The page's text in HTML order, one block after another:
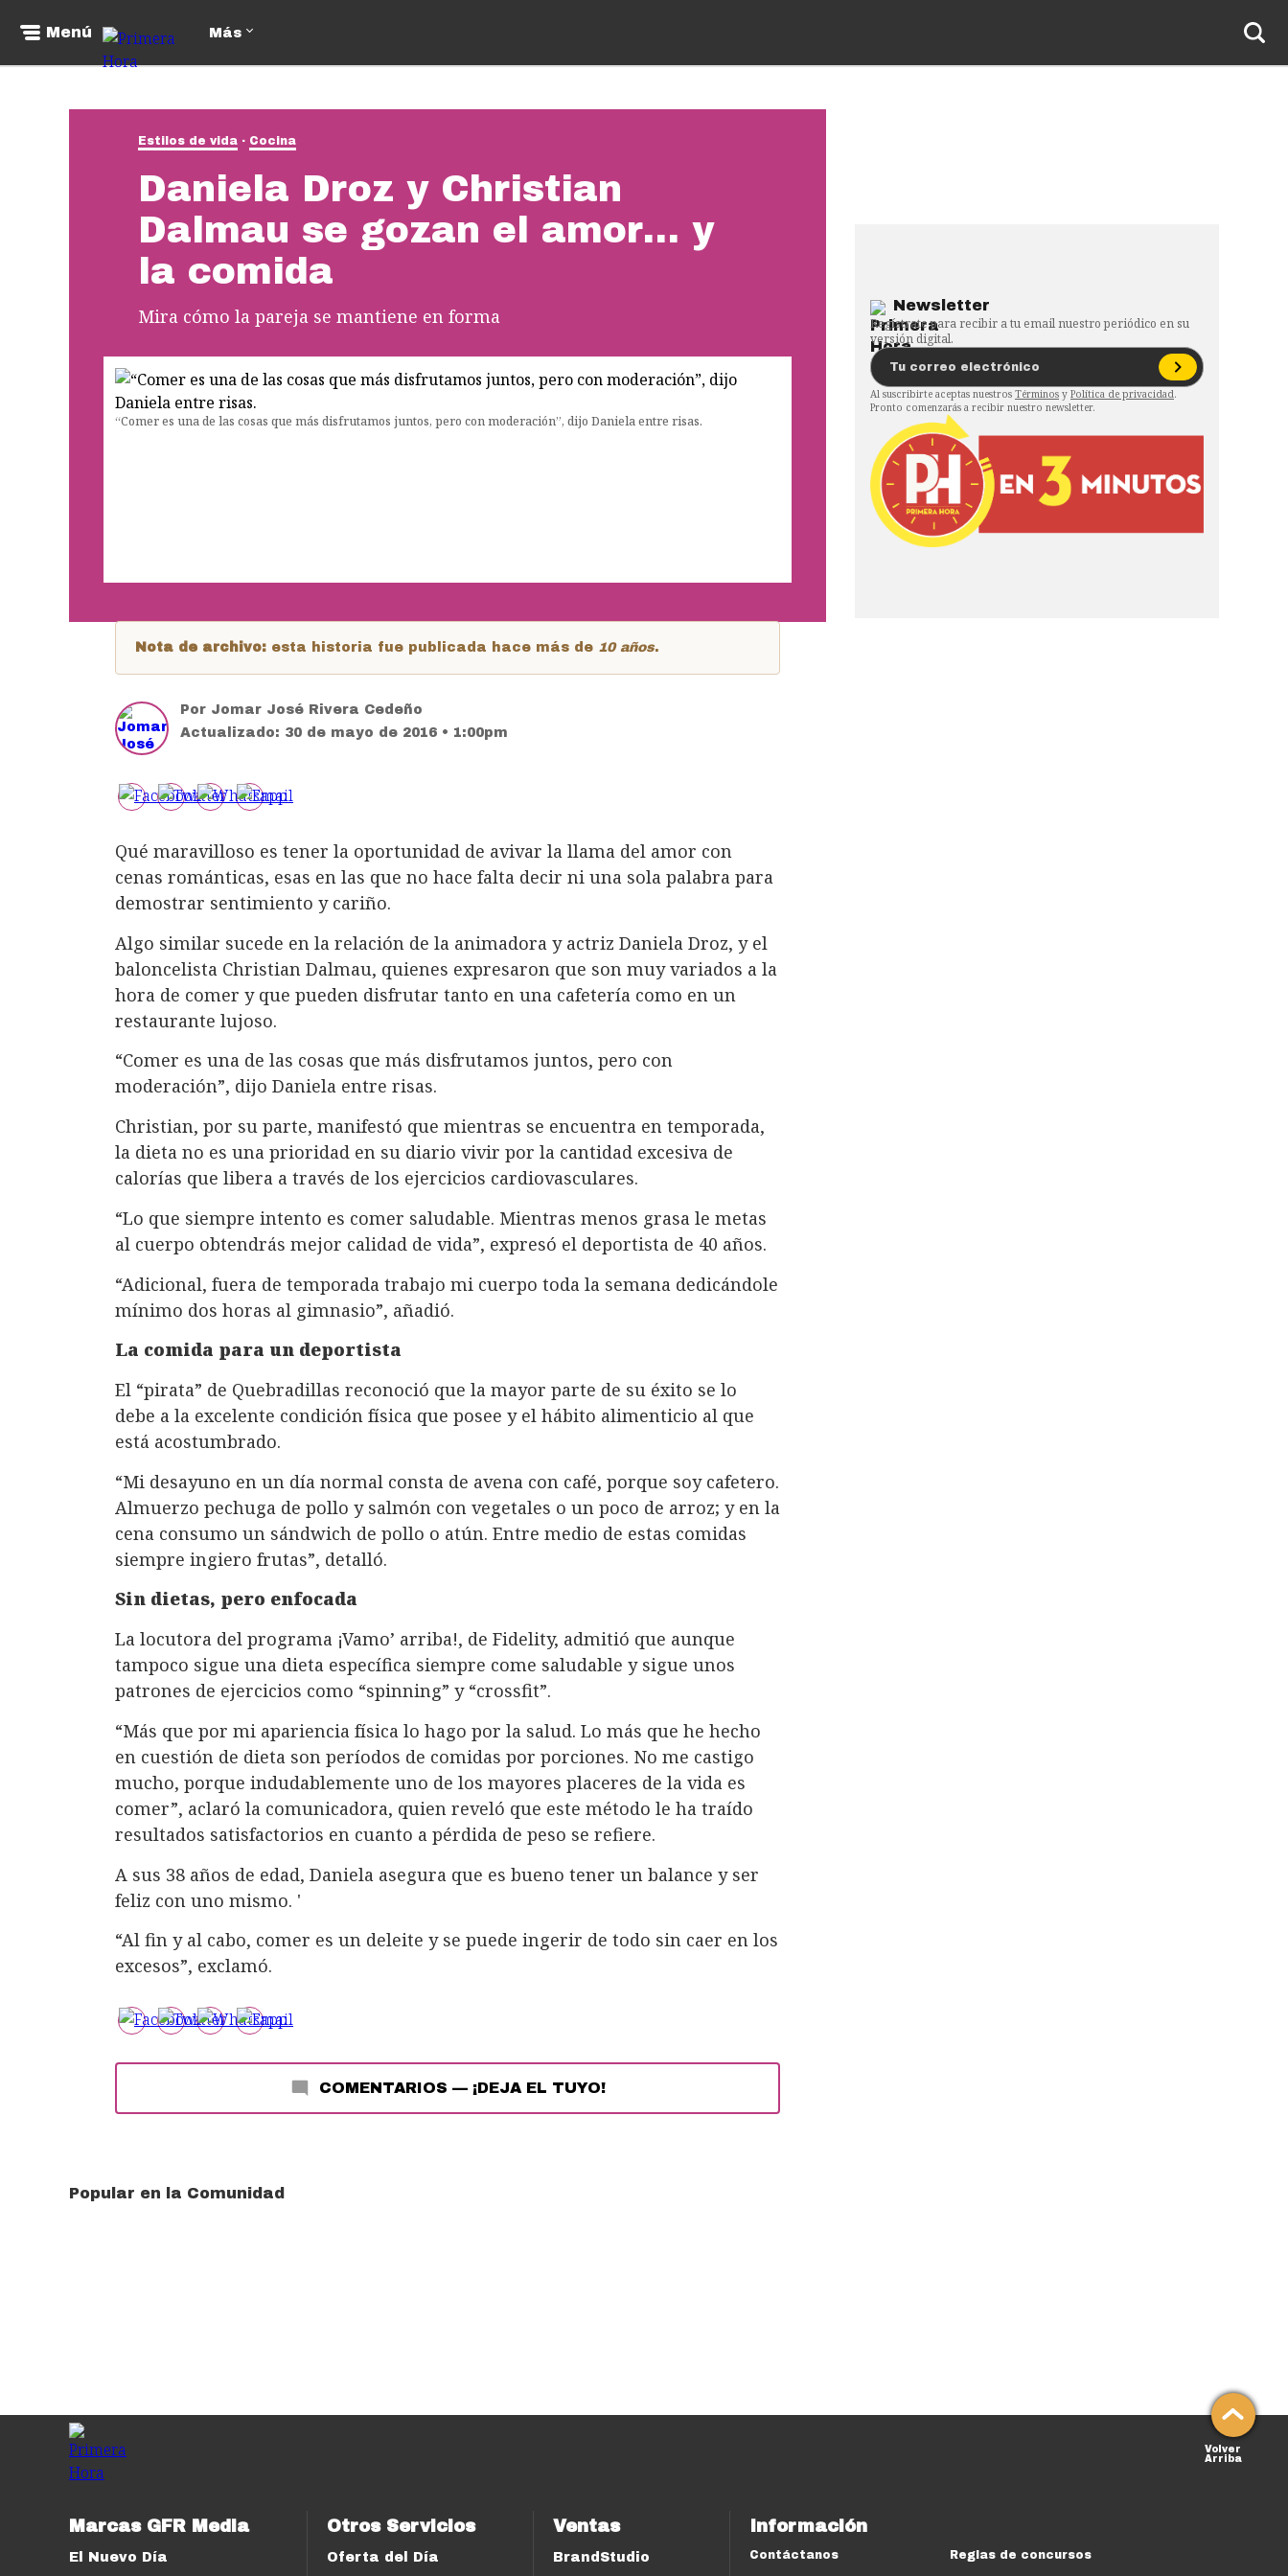
Menú Más
Estilos de vida Cocina
Daniela Droz y Christian
Dalmau se gozan el amor… y
la comida
Mira cómo la pareja se mantiene en forma
“Comer es una de las cosas que más disfrutamos juntos, pero con moderación”, dijo Daniela entre risas.
Nota de archivo: esta historia fue publicada hace más de 10 años.
Por Jomar José Rivera Cedeño
Actualizado: 30 de mayo de 2016 • 1:00pm
Qué maravilloso es tener la oportunidad de avivar la llama del amor con
cenas románticas, esas en las que no hace falta decir ni una sola palabra para
demostrar sentimiento y cariño.
Algo similar sucede en la relación de la animadora y actriz Daniela Droz, y el
baloncelista Christian Dalmau, quienes expresaron que son muy variados a la
hora de comer y que pueden disfrutar tanto en una cafetería como en un
restaurante lujoso.
“Comer es una de las cosas que más disfrutamos juntos, pero con
moderación”, dijo Daniela entre risas.
Christian, por su parte, manifestó que mientras se encuentra en temporada,
la dieta no es una prioridad en su diario vivir por la cantidad excesiva de
calorías que libera a través de los ejercicios cardiovasculares.
“Lo que siempre intento es comer saludable. Mientras menos grasa le metas
al cuerpo obtendrás mejor calidad de vida”, expresó el deportista de 40 años.
“Adicional, fuera de temporada trabajo mi cuerpo toda la semana dedicándole
mínimo dos horas al gimnasio”, añadió.
La comida para un deportista
El “pirata” de Quebradillas reconoció que la mayor parte de su éxito se lo
debe a la excelente condición física que posee y el hábito alimenticio al que
está acostumbrado.
“Mi desayuno en un día normal consta de avena con café, porque soy cafetero.
Almuerzo pechuga de pollo y salmón con vegetales o un poco de arroz; y en la
cena consumo un sándwich de pollo o atún. Entre medio de estas comidas
siempre ingiero frutas”, detalló.
Sin dietas, pero enfocada
La locutora del programa ¡Vamo’ arriba!, de Fidelity, admitió que aunque
tampoco sigue una dieta específica siempre come saludable y sigue unos
patrones de ejercicios como “spinning” y “crossfit”.
“Más que por mi apariencia física lo hago por la salud. Lo más que he hecho
en cuestión de dieta son períodos de comidas por porciones. No me castigo
mucho, porque indudablemente uno de los mayores placeres de la vida es
comer”, aclaró la comunicadora, quien reveló que este método le ha traído
resultados satisfactorios en cuanto a pérdida de peso se refiere.
A sus 38 años de edad, Daniela asegura que es bueno tener un balance y ser
feliz con uno mismo. '
“Al fin y al cabo, comer es un deleite y se puede ingerir de todo sin caer en los
excesos”, exclamó.
COMENTARIOS — ¡DEJA EL TUYO!
Popular en la Comunidad
Newsletter
Regístrate para recibir a tu email nuestro periódico en su
versión digital.
Al suscribirte aceptas nuestros Términos y Política de privacidad.
Pronto comenzarás a recibir nuestro newsletter.
Volver
Arriba
Marcas GFR Media
El Nuevo Día
Otros Servicios
Oferta del Día
Ventas
BrandStudio
Información
Contáctanos Reglas de concursos